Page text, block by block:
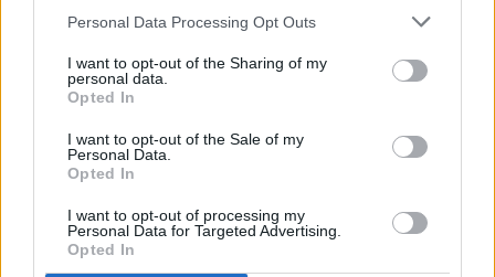
Personal Data Processing Opt Outs
I want to opt-out of the Sharing of my
personal data.
Opted In
I want to opt-out of the Sale of my
Personal Data.
Opted In
I want to opt-out of processing my
Personal Data for Targeted Advertising.
Opted In